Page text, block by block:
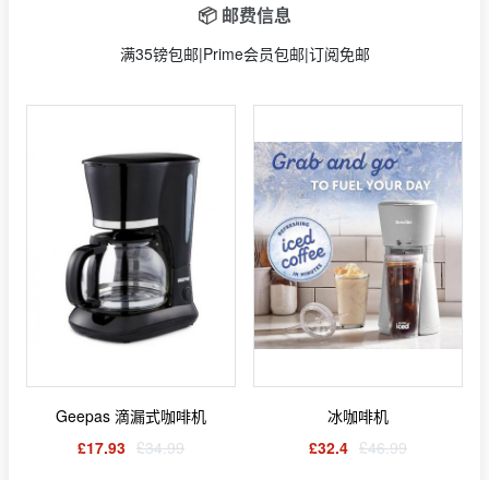
📦 邮费信息
满35镑包邮|Prime会员包邮|订阅免邮
Geepas 滴漏式咖啡机
£17.93 £34.99
冰咖啡机
£32.4 £46.99